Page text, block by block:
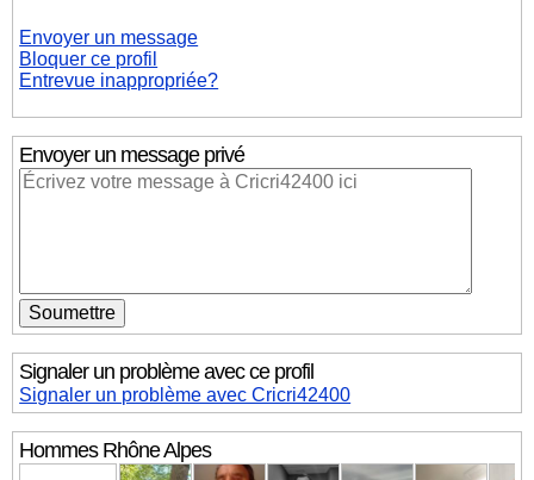
Envoyer un message
Bloquer ce profil
Entrevue inappropriée?
Envoyer un message privé
Signaler un problème avec ce profil
Signaler un problème avec Cricri42400
HommesRhône Alpes